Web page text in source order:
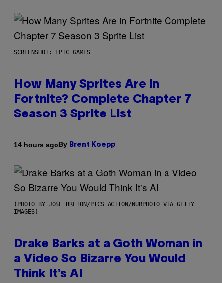
SCREENSHOT: EPIC GAMES
How Many Sprites Are in
Fortnite? Complete Chapter 7
Season 3 Sprite List
14 hours agoBy Brent Koepp
(PHOTO BY JOSE BRETON/PICS ACTION/NURPHOTO VIA GETTY
IMAGES)
Drake Barks at a Goth Woman in
a Video So Bizarre You Would
Think It’s AI